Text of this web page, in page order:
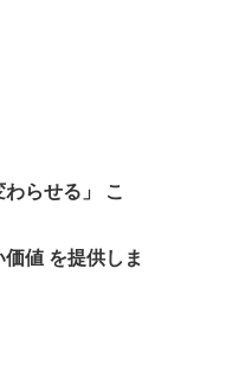
らせる」 こ
値 を提供しま